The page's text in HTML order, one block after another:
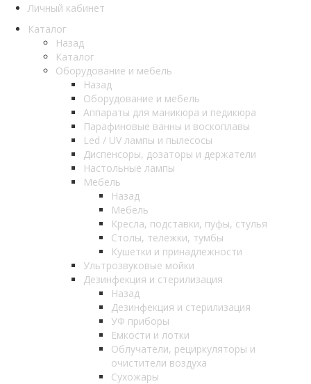
Личный кабинет
Каталог
Назад
Каталог
Оборудование и мебель
Назад
Оборудование и мебель
Аппараты для маникюра и педикюра
Парафиновые ванны и воскоплавы
Led / UV лампы и пылесосы
Диспенсоры, дозаторы и держатели
Настольные лампы
Мебель
Назад
Мебель
Кресла, подставки, пуфы, стулья
Столы, тележки, тумбы
Кушетки и принадлежности
Ультрозвуковые мойки
Дезинфекция и стерилизация
Назад
Дезинфекция и стерилизация
УФ приборы
Емкости и лотки
Облучатели, рециркуляторы и
очистители воздуха
Сухожары